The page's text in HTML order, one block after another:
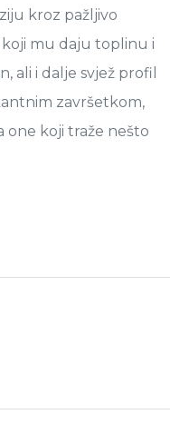
kroz pažljivo
koji mu daju toplinu i
ali i dalje svjež profil
završetkom,
one koji traže nešto